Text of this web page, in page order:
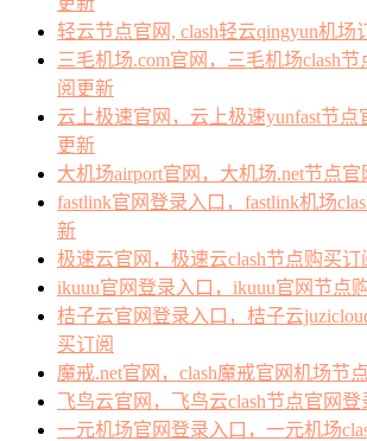
轻云节点官网, clash轻云qingyun机场
三毛机场.com官网，三毛机场clash
阅更新
云上极速官网，云上极速yunfast节点
更新
大机场airport官网，大机场.net节点
fastlink官网登录入口，fastlink机场
新
极速云官网，极速云clash节点购买订
ikuuu官网登录入口，ikuuu官网节点
桔子云官网登录入口，桔子云
买订阅
魔戒.net官网，clash魔戒官网机场节
飞鸟云官网，飞鸟云clash节点官网
一元机场官网登录入口，一元机场